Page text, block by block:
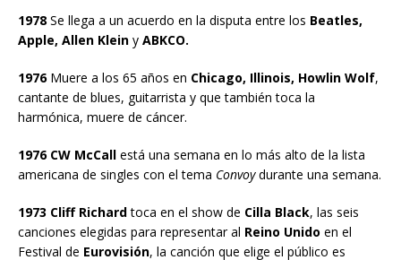
1978 Se llega a un acuerdo en la disputa entre los Beatles,
Apple, Allen Klein y ABKCO.
1976Muere a los 65 años en Chicago, Illinois, Howlin Wolf,
cantante de blues, guitarrista y que también toca la
harmónica, muere de cáncer.
1976 CW McCall está una semana en lo más alto de la lista
americana de singles con el tema Convoydurante una semana.
1973 Cliff Richardtoca en el show de Cilla Black, las seis
canciones elegidas para representar al Reino Unido en el
Festival de Eurovisión, la canción que elige el público es